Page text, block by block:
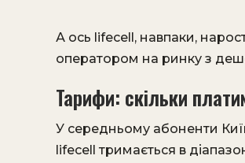
А ось lifecell, навпаки,
оператором на ринку з
Тарифи: скільки
У середньому абоненти
lifecell тримається в